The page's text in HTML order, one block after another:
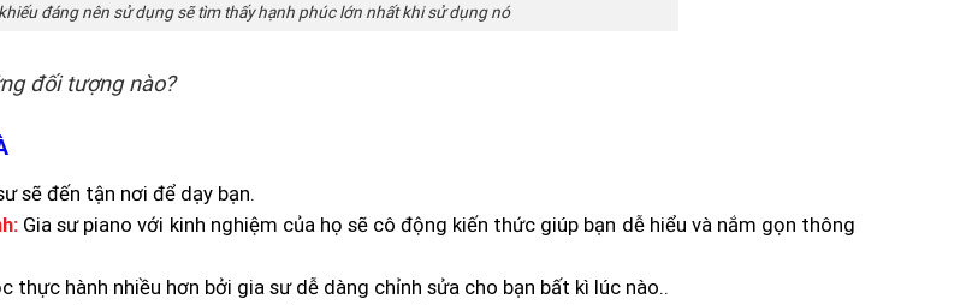
đáng nên sử dụng sẽ tìm thấy hạnh phúc lớn nhất khi sử dụng nó
đối tượng nào?
sẽ đến tận nơi để dạy bạn.
Gia sư piano với kinh nghiệm của họ sẽ cô động kiến thức giúp bạn dễ hiểu và nắm gọn thông
thực hành nhiều hơn bởi gia sư dễ dàng chỉnh sửa cho bạn bất kì lúc nào..